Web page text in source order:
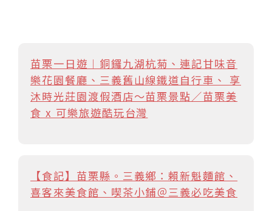
苗栗一日遊︱銅鑼九湖杭菊、連記甘味音
樂花園餐廳、三義舊山線鐵道自行車、 享
沐時光莊園渡假酒店～苗栗景點／苗栗美
食 x 可樂旅遊酷玩台灣
【食記】苗栗縣。三義鄉：賴新魁麵館、
喜客來美食館、喫茶小鋪＠三義必吃美食